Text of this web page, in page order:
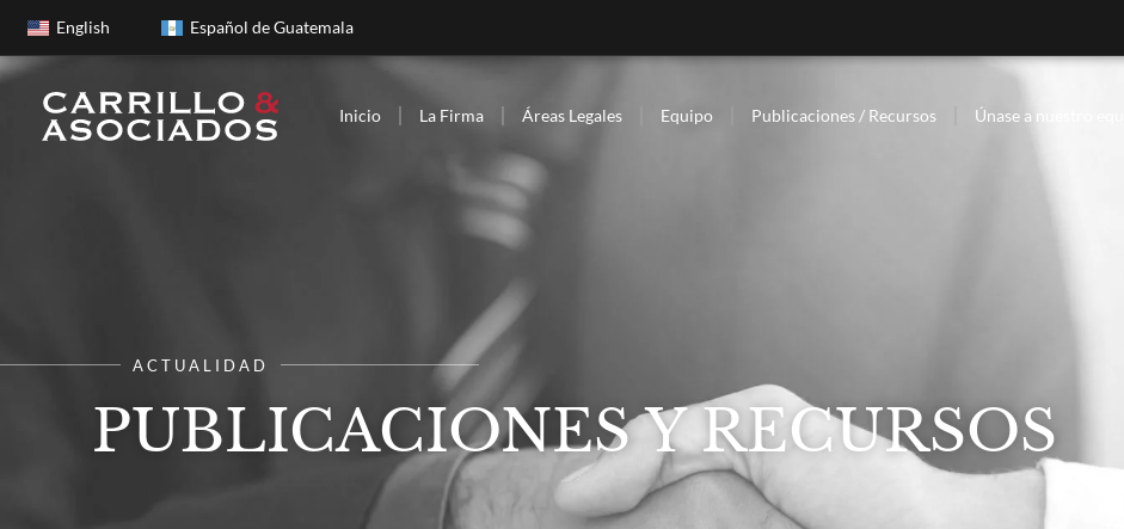
English Español de Guatemala
Inicio La Firma Áreas Legales Equipo Publicaciones / Recursos Únase a nuestro
ACTUALIDAD
PUBLICACIONES Y RECURSOS